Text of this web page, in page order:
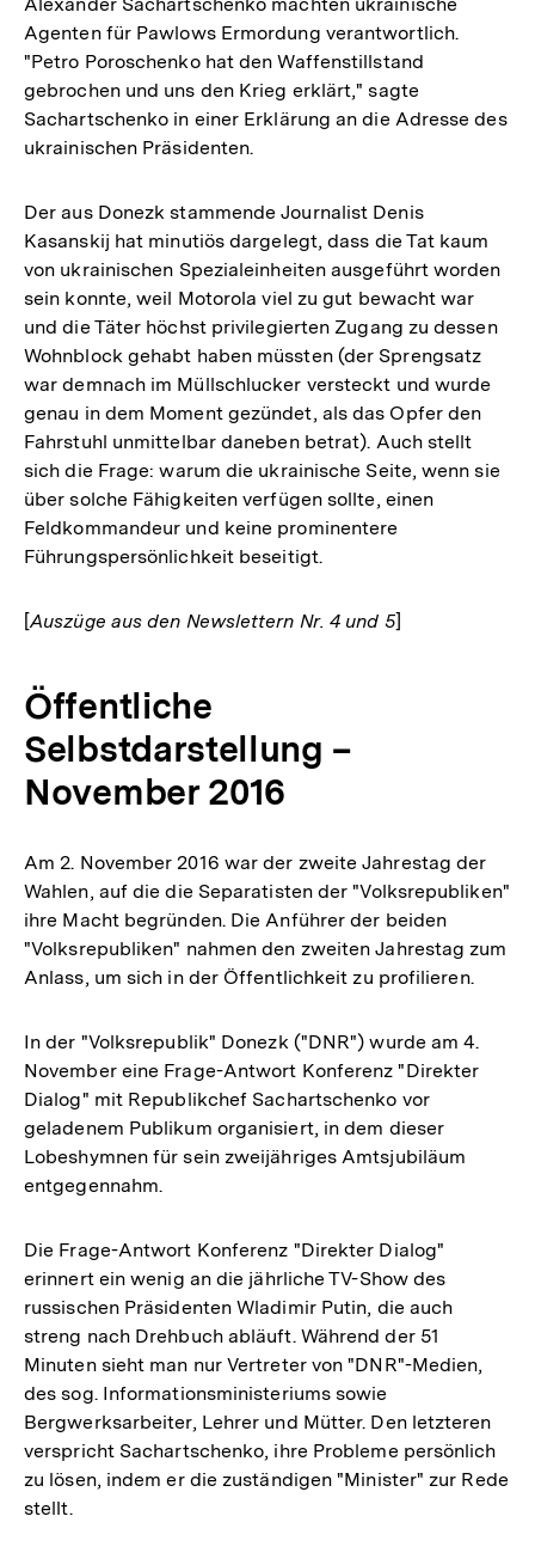
Agenten für Pawlows Ermordung verantwortlich.
"Petro Poroschenko hat den Waffenstillstand
gebrochen und uns den Krieg erklärt," sagte
Sachartschenko in einer Erklärung an die Adresse des
ukrainischen Präsidenten.
Der aus Donezk stammende Journalist Denis
Kasanskij hat minutiös dargelegt, dass die Tat kaum
von ukrainischen Spezialeinheiten ausgeführt worden
sein konnte, weil Motorola viel zu gut bewacht war
und die Täter höchst privilegierten Zugang zu dessen
Wohnblock gehabt haben müssten (der Sprengsatz
war demnach im Müllschlucker versteckt und wurde
genau in dem Moment gezündet, als das Opfer den
Fahrstuhl unmittelbar daneben betrat). Auch stellt
sich die Frage: warum die ukrainische Seite, wenn sie
über solche Fähigkeiten verfügen sollte, einen
Feldkommandeur und keine prominentere
Führungspersönlichkeit beseitigt.
[Auszüge aus den Newslettern Nr. 4 und 5]
Öffentliche
Selbstdarstellung –
November 2016
Am 2. November 2016 war der zweite Jahrestag der
Wahlen, auf die die Separatisten der "Volksrepubliken"
ihre Macht begründen. Die Anführer der beiden
"Volksrepubliken" nahmen den zweiten Jahrestag zum
Anlass, um sich in der Öffentlichkeit zu profilieren.
In der "Volksrepublik" Donezk ("DNR") wurde am 4.
November eine Frage-Antwort Konferenz "Direkter
Dialog" mit Republikchef Sachartschenko vor
geladenem Publikum organisiert, in dem dieser
Lobeshymnen für sein zweijähriges Amtsjubiläum
entgegennahm.
Die Frage-Antwort Konferenz "Direkter Dialog"
erinnert ein wenig an die jährliche TV-Show des
russischen Präsidenten Wladimir Putin, die auch
streng nach Drehbuch abläuft. Während der 51
Minuten sieht man nur Vertreter von "DNR"-Medien,
des sog. Informationsministeriums sowie
Bergwerksarbeiter, Lehrer und Mütter. Den letzteren
verspricht Sachartschenko, ihre Probleme persönlich
zu lösen, indem er die zuständigen "Minister" zur Rede
stellt.